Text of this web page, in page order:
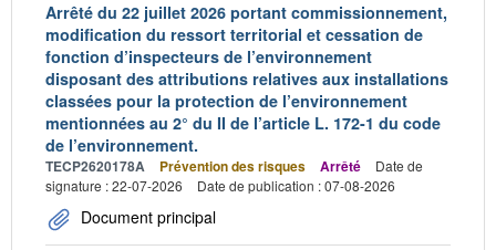
Arrêté du 22 juillet 2026 portant commissionnement,
modification du ressort territorial et cessation de
fonction d’inspecteurs de l’environnement
disposant des attributions relatives aux installations
classées pour la protection de l’environnement
mentionnées au 2° du II de l’article L. 172-1 du code
de l’environnement.
TECP2620178A Prévention des risques Arrêté
Date de
signature : 22-07-2026
Date de publication : 07-08-2026
Document principal